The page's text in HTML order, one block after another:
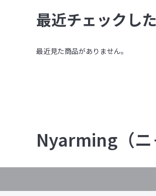
Nyarming（ニ
最近チェックし
最近見た商品がありません。